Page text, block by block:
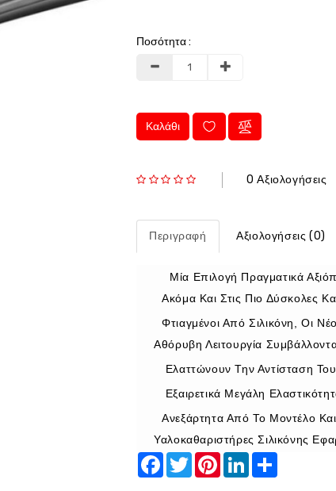
Ποσότητα :
Καλάθι
0 Αξιολογήσεις
Περιγραφή Αξιολογήσεις (0)
Μία Επιλογή Πραγματικά
Ακόμα Και Στις Πιο Δύσκολες
Φτιαγμένοι Από Σιλικόνη, Οι
Αθόρυβη Λειτουργία
Ελαττώνουν Την Αντίσταση
Εξαιρετικά Μεγάλη
Ανεξάρτητα Από Το Μοντέλο
Υαλοκαθαριστήρες Σιλικόνης
Facebook
TwitterPinterestLinkedIn